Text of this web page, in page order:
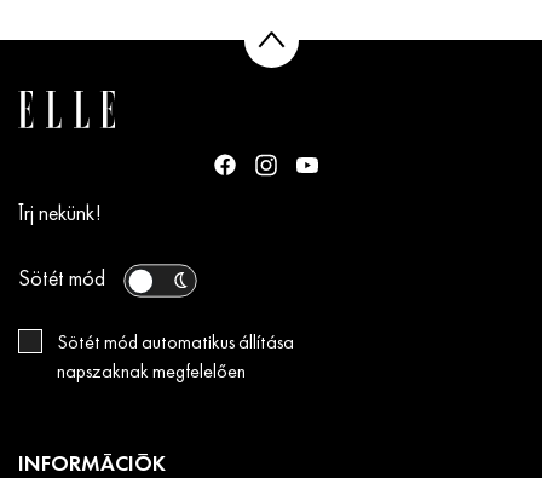
Írj nekünk!
Sötét mód
Sötét mód automatikus állítása
napszaknak megfelelően
INFORMÁCIÓK